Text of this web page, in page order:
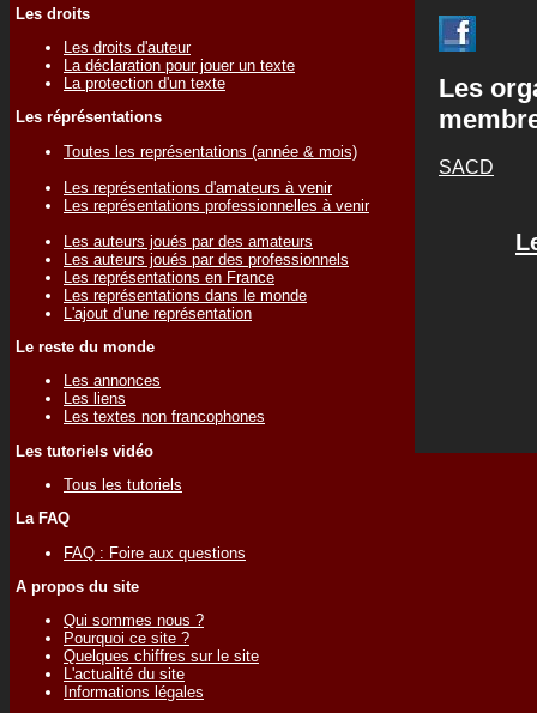
Les droits
Les droits d'auteur
La déclaration pour jouer un texte
La protection d'un texte
Les réprésentations
Toutes les représentations (année & mois)
Les représentations d'amateurs à venir
Les représentations professionnelles à venir
Les auteurs joués par des amateurs
Les auteurs joués par des professionnels
Les représentations en France
Les représentations dans le monde
L'ajout d'une représentation
Le reste du monde
Les annonces
Les liens
Les textes non francophones
Les tutoriels vidéo
Tous les tutoriels
La FAQ
FAQ : Foire aux questions
A propos du site
Qui sommes nous ?
Pourquoi ce site ?
Quelques chiffres sur le site
L'actualité du site
Informations légales
Les
SACD